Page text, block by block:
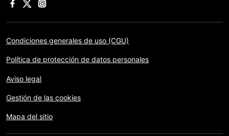
Condiciones generales de uso (CGU)
Política de protección de datos personales
Aviso legal
Gestión de las cookies
Mapa del sitio